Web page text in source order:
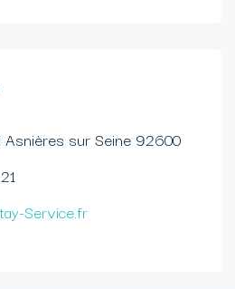
Asnières sur Seine 92600
Service.fr